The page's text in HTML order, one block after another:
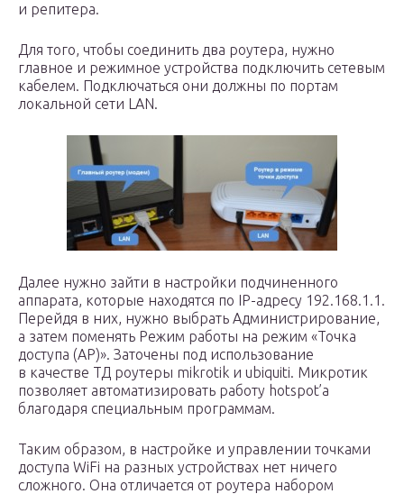
и репитера.
Для того, чтобы соединить два роутера, нужно
главное и режимное устройства подключить сетевым
кабелем. Подключаться они должны по портам
локальной сети LAN.
Далее нужно зайти в настройки подчиненного
аппарата, которые находятся по IP-адресу 192.168.1.1.
Перейдя в них, нужно выбрать Администрирование,
а затем поменять Режим работы на режим «Точка
доступа (AP)». Заточены под использование
в качестве ТД роутеры mikrotik и ubiquiti. Микротик
позволяет автоматизировать работу hotspot’a
благодаря специальным программам.
Таким образом, в настройке и управлении точками
доступа WiFi на разных устройствах нет ничего
сложного. Она отличается от роутера набором